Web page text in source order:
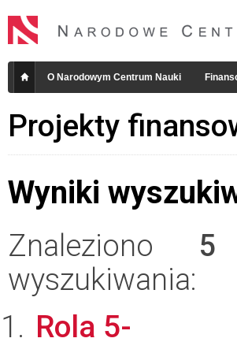
O Narodowym Centrum Nauki
Projekty
Wyniki
Znaleziono 5
wyszukiwania:
Rola 5-